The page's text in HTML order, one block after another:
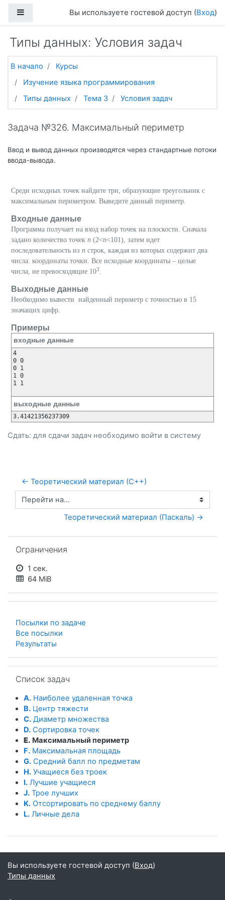
Боковая панельВы используете гостевой доступ (Вход)
Типы данных: Условия задач
В начало
Курсы
Изучение языка программирования
Типы данных
Тема 3 Условия задач
Задача №326. Максимальный периметр
Ввод и вывод данных производятся через стандартные потоки
ввода-вывода.
Среди исходных точек найдите три, образующие треугольник с
максимальным периметром. Выведите данный периметр.
Входные данные
Программа получает на вход набор точек на плоскости. Сначала
задано количество точек n (2<n<101), затем идет
последовательность из n строк, каждая из которых содержит два
числа: координаты точки. Все исходные координаты – целые
числа, не превосходящие 103
Выходные данные
Необходимо вывести найденный периметр с точностью в 15
значащих цифр.
Примеры
входные данные
4
0 0
0 1
1 0
1 1
выходные данные
Сдать: для сдачи задач необходимо войти в систему
← Теоретический материал (С++)
Перейти на...
Теоретический материал (Паскаль) →
Ограничения
1 сек.
64 MiB
Посылки по задаче
Все посылки
Результаты
Список задач
A. Наиболее удаленная точка
B. Центр тяжести
C. Диаметр множества
D. Сортировка точек
E. Максимальный периметр
F. Максимальная площадь
G. Средний балл по предметам
H. Учащиеся без троек
I. Лучшие учащиеся
J. Трое лучших
K. Отсортировать по среднему баллу
L. Личные дела
Вы используете гостевой доступ (Вход)
Типы данных